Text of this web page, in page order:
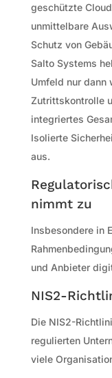
geschützte
unmittelbare
Schutz von
Salto Systems
Umfeld nur
Zutrittskontrolle
integriertes
Isolierte
aus.
nimmt zu
Insbesondere in
und Anbieter
NIS2-
Die NIS2-
regulierten
viele